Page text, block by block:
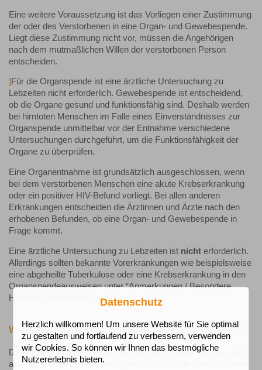
Eine weitere Voraussetzung ist das Vorliegen einer Zustimmung
der oder des Verstorbenen in eine Organ- und Gewebespende.
Liegt diese Zustimmung nicht vor, müssen die Angehörigen
nach dem mutmaßlichen Willen der verstorbenen Person
entscheiden.
] Für die Organspende ist eine ärztliche Untersuchung zu
Lebzeiten nicht erforderlich. Gewebespende ist entscheidend,
ob die Organe gesund und funktionsfähig sind. Deshalb werden
bei hirntoten Menschen im Falle eines Einverständnisses zur
Organspende unmittelbar vor der Entnahme verschiedene
Untersuchungen durchgeführt, um die Funktionsfähigkeit der
Organe zu überprüfen.
Eine Organentnahme ist grundsätzlich ausgeschlossen, wenn
bei dem verstorbenen Menschen eine akute Krebserkrankung
oder ein positiver HIV-Befund vorliegt. Bei allen anderen
Erkrankungen entscheiden die Ärztinnen und Ärzte nach den
erhobenen Befunden, ob eine Organ- und Gewebespende in
Frage kommt.
Eine ärztliche Untersuchung zu Lebzeiten ist nicht erforderlich.
Allerdings sollten bekannte Vorerkrankungen wie beispielsweise
eine abgeheilte Tuberkulose oder eine Krebserkrankung in den
Organspendeausweisen unter “Anmerkungen / Besondere
Hinweise” eingetragen werden.
Wer kommt als Lebendspenderin oder -spender in Frage?
Das Transplantationsgesetz gestattet die Lebendspende, sieht
aber erhebliche Einschränkungen vor. So ist die Lebendspende
Datenschutz
Herzlich willkommen! Um unsere Website für Sie optimal
zu gestalten und fortlaufend zu verbessern, verwenden
wir Cookies. So können wir Ihnen das bestmögliche
Nutzererlebnis bieten.